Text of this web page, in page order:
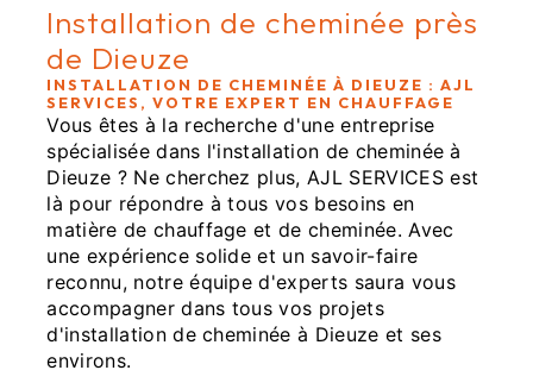
Installation de cheminée près
de Dieuze
INSTALLATION DE CHEMINÉE À DIEUZE : AJL
SERVICES, VOTRE EXPERT EN CHAUFFAGE
Vous êtes à la recherche d'une entreprise
spécialisée dans l'installation de cheminée à
Dieuze ? Ne cherchez plus, AJL SERVICES est
là pour répondre à tous vos besoins en
matière de chauffage et de cheminée. Avec
une expérience solide et un savoir-faire
reconnu, notre équipe d'experts saura vous
accompagner dans tous vos projets
d'installation de cheminée à Dieuze et ses
environs.